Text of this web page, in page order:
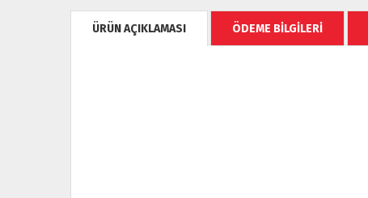
ÜRÜN AÇIKLAMASI ÖDEME BİLGİLERİ